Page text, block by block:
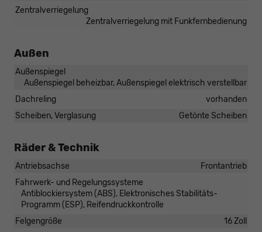
Zentralverriegelung
Zentralverriegelung mit Funkfernbedienung
Außen
Außenspiegel
Außenspiegel beheizbar, Außenspiegel elektrisch verstellbar
Dachreling
vorhanden
Scheiben, Verglasung
Getönte Scheiben
Räder & Technik
Antriebsachse
Frontantrieb
Fahrwerk- und Regelungssysteme
Antiblockiersystem (ABS), Elektronisches Stabilitäts-
Programm (ESP), Reifendruckkontrolle
Felgengröße
16 Zoll